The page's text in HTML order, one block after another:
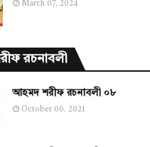
March 07, 2024
রচনাবলী
আহমদ শরীফ রচনাবলী ০৮
October 06, 2021